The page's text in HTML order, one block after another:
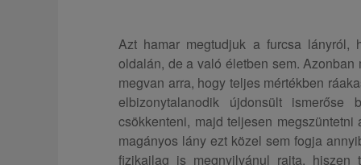
Azt hamar megtudjuk a furcsa lányról,
oldalán, de a való életben sem.
megvan arra, hogy teljes mértékben
elbizonytalanodik újdonsült
csökkenteni, majd teljesen
magányos lány ezt közel sem fogja
fizikailag is megnyilvánul rajta,